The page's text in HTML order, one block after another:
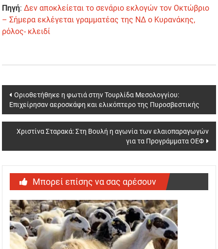
Πηγή:Δεν αποκλείεται το σενάριο εκλογών τον Οκτώβριο
– Σήμερα εκλέγεται γραμματέας της ΝΔ ο Κυρανάκης,
ρόλος- κλειδί
Post
navigation
Οριοθετήθηκε η φωτιά στην Τουρλίδα Μεσολογγίου:
Επιχείρησαν αεροσκάφη και ελικόπτερο της Πυροσβεστικής
Χριστίνα Σταρακά: Στη Βουλή η αγωνία των ελαιοπαραγωγών
για τα Προγράμματα ΟΕΦ
Μπορεί επίσης να σας αρέσουν